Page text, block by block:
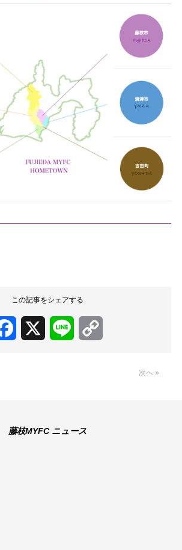
この記事をシェアする
Facebook Line
次へ »
藤枝MYFC ニュース